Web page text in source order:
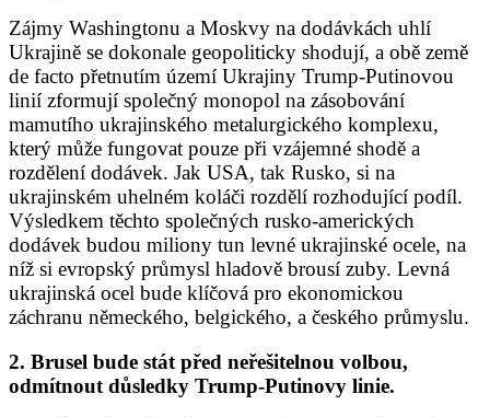
Zájmy Washingtonu a Moskvy na dodávkách uhlí
Ukrajině se dokonale geopoliticky shodují, a obě země
de facto přetnutím území Ukrajiny Trump-Putinovou
linií zformují společný monopol na zásobování
mamutího ukrajinského metalurgického komplexu,
který může fungovat pouze při vzájemné shodě a
rozdělení dodávek. Jak USA, tak Rusko, si na
ukrajinském uhelném koláči rozdělí rozhodující podíl.
Výsledkem těchto společných rusko-amerických
dodávek budou miliony tun levné ukrajinské ocele, na
níž si evropský průmysl hladově brousí zuby. Levná
ukrajinská ocel bude klíčová pro ekonomickou
záchranu německého, belgického, a českého průmyslu.
2. Brusel bude stát před neřešitelnou volbou,
odmítnout důsledky Trump-Putinovy linie.